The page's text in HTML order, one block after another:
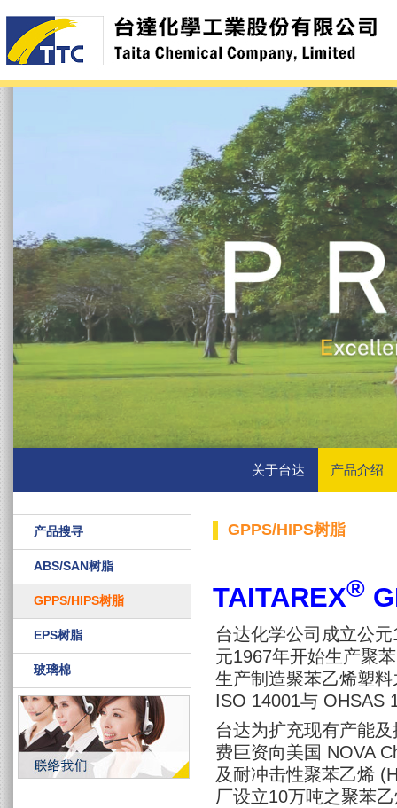
关于台达 产品介绍
产品搜寻
ABS/SAN树脂
GPPS/HIPS树脂
EPS树脂
玻璃棉
GPPS/HIPS树脂
TAITAREX®
台达化学公司成立公
元1967年开始生产聚
生产制造聚苯乙烯塑
ISO 14001与 OHSAS
台达为扩充现有产能
费巨资向美国 NOVA
及耐冲击性聚苯乙烯
厂设立10万吨之聚苯